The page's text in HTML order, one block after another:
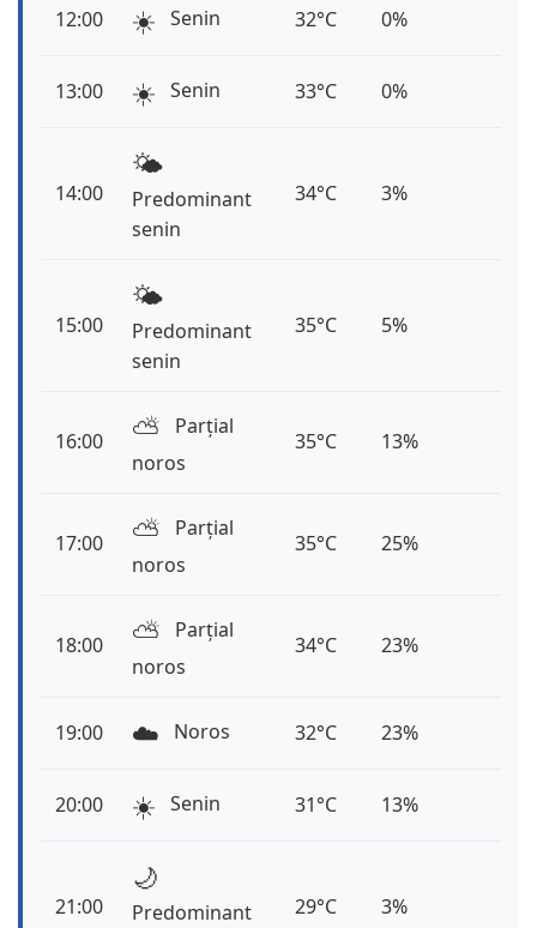
12:00 ☀️ Senin 32°C 0%
13:00 ☀️ Senin 33°C 0%
14:00
🌤️
Predominant
senin
34°C 3%
15:00
🌤️
Predominant
senin
35°C 5%
16:00 ⛅️
Parțial
noros
35°C 13%
17:00 ⛅️
Parțial
noros
35°C 25%
18:00 ⛅️
Parțial
noros
34°C 23%
19:00 ☁️ Noros 32°C 23%
20:00 ☀️ Senin 31°C 13%
21:00
🌙
Predominant
29°C 3%